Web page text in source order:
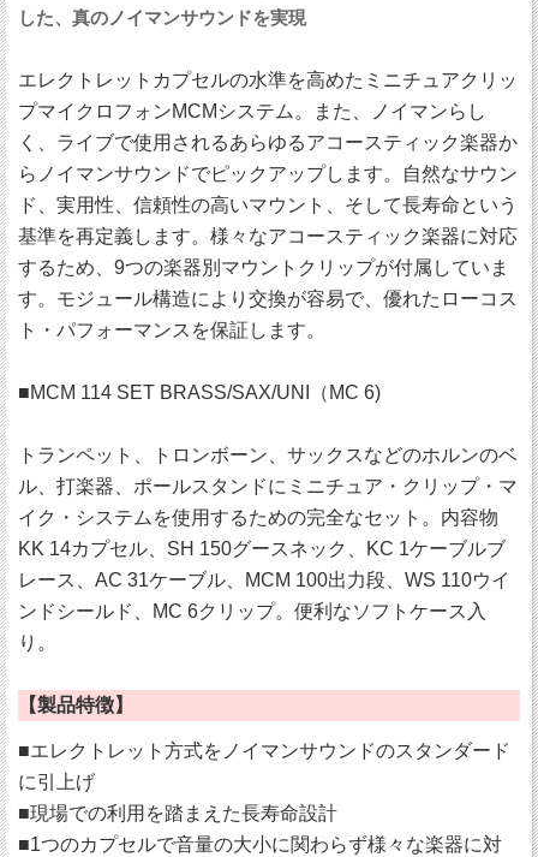
した、真のノイマンサウンドを実現
エレクトレットカプセルの水準を高めたミニチュアクリッ
プマイクロフォンMCMシステム。また、ノイマンらし
く、ライブで使用されるあらゆるアコースティック楽器か
らノイマンサウンドでピックアップします。自然なサウン
ド、実用性、信頼性の高いマウント、そして長寿命という
基準を再定義します。様々なアコースティック楽器に対応
するため、9つの楽器別マウントクリップが付属していま
す。モジュール構造により交換が容易で、優れたローコス
ト・パフォーマンスを保証します。
■MCM 114 SET BRASS/SAX/UNI（MC 6)
トランペット、トロンボーン、サックスなどのホルンのベ
ル、打楽器、ポールスタンドにミニチュア・クリップ・マ
イク・システムを使用するための完全なセット。内容物
KK 14カプセル、SH 150グースネック、KC 1ケーブルブ
レース、AC 31ケーブル、MCM 100出力段、WS 110ウイ
ンドシールド、MC 6クリップ。便利なソフトケース入
り。
【製品特徴】
■エレクトレット方式をノイマンサウンドのスタンダード
に引上げ
■現場での利用を踏まえた長寿命設計
■1つのカプセルで音量の大小に関わらず様々な楽器に対